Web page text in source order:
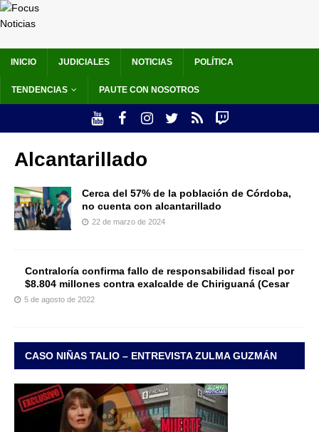
INICIO JUDICIALES NOTICIAS POLÍTICA
TENDENCIAS PAUTE CON NOSOTROS
Alcantarillado
Cerca del 57% de la población de Córdoba,
no cuenta con alcantarillado
22 de marzo de 2024
Contraloría confirma fallo de responsabilidad fiscal por
$8.804 millones contra exalcalde de Chiriguaná (Cesar
5 de agosto de 2022
CASO NIÑAS TALIO – ENTREVISTA ZULMA GUZMÁN